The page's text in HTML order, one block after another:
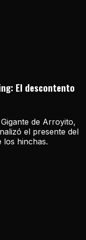
El descontento
de Arroyito,
el presente del
los hinchas.